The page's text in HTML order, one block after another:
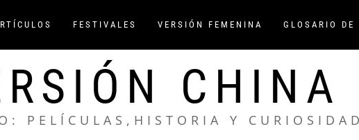
FESTIVALES VERSIÓN FEMENINA GLOSARIO DE
CHINA
PELÍCULAS,HISTORIA Y